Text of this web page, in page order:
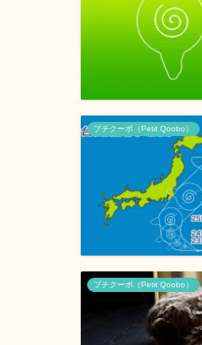
プチクーボ（Petit Qoobo）
プチクーボ（Petit Qoobo）